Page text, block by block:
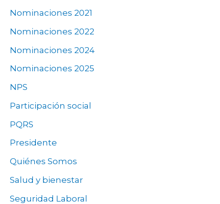
Nominaciones 2021
Nominaciones 2022
Nominaciones 2024
Nominaciones 2025
NPS
Participación social
PQRS
Presidente
Quiénes Somos
Salud y bienestar
Seguridad Laboral